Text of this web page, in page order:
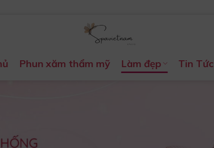
Phun xăm thẩm mỹ Làm đẹp Tin Tức